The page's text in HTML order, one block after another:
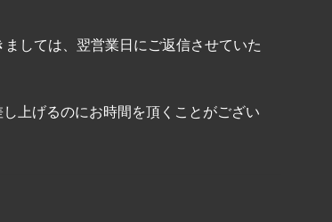
しては、翌営業日にご返信させていた
上げるのにお時間を頂くことがござい